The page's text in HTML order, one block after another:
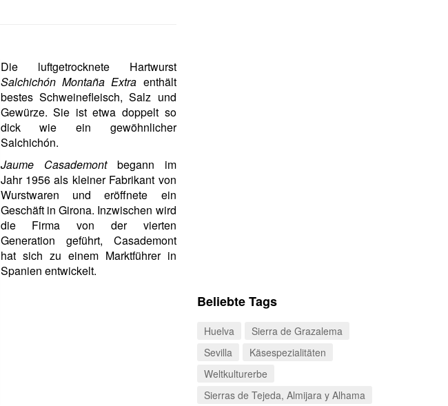
Die luftgetrocknete Hartwurst
Salchichón Montaña Extra enthält
bestes Schweinefleisch, Salz und
Gewürze. Sie ist etwa doppelt so
dick wie ein gewöhnlicher
Salchichón.
Jaume Casademontbegann im
Jahr 1956 als kleiner Fabrikant von
Wurstwaren und eröffnete ein
Geschäft in Girona. Inzwischen wird
die Firma von der vierten
Generation geführt, Casademont
hat sich zu einem Marktführer in
Spanien entwickelt.
Beliebte Tags
Huelva
Sierra de Grazalema
Sevilla
Käsespezialitäten
Weltkulturerbe
Sierras de Tejeda, Almijara y Alhama